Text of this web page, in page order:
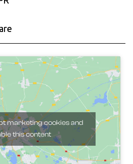
marketing cookies and
this content